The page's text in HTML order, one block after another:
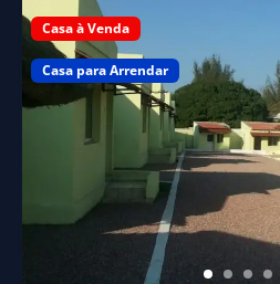
Casa à Venda
Casa para Arrendar